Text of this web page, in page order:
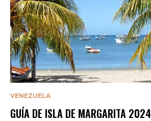
VENEZUELA
GUÍA DE ISLA DE MARGARITA 2024